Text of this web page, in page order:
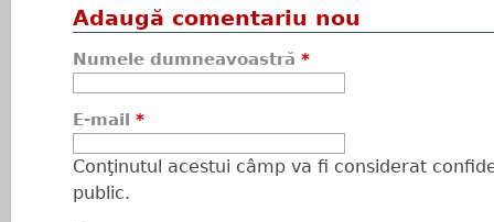
Adaugă comentariu nou
Numele dumneavoastră *
E-mail *
Conţinutul acestui câmp va fi considerat
public.